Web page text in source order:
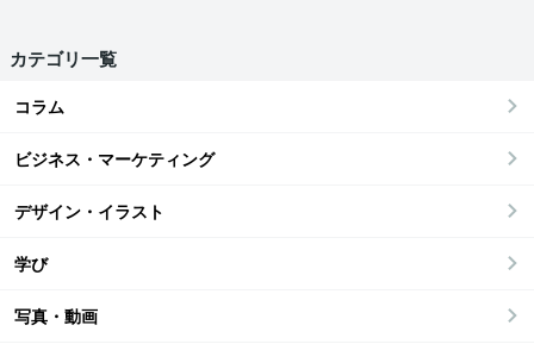
カテゴリ一覧
コラム
ビジネス・マーケティング
デザイン・イラスト
学び
写真・動画